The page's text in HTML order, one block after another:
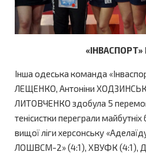
«ІНВАСПОРТ»
Інша одеська команда
ЛЕЩЕНКО, Антоніни
ЛИТОВЧЕНКО здобула 5 перемог
тенісистки переграли
вищої ліги херсонську
ЛОШВСМ-2» (4:1), ХВУФК (4:1),